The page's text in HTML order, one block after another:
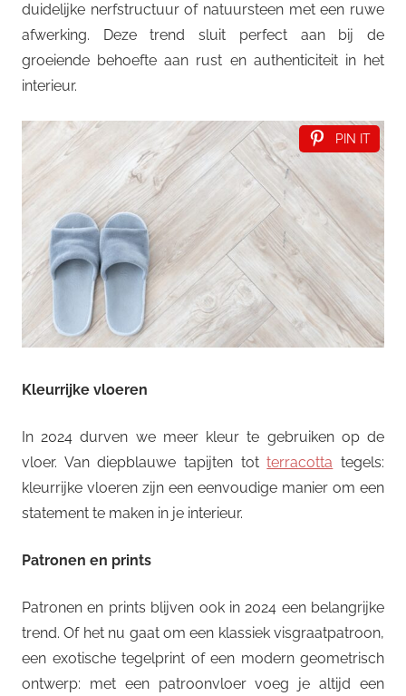
duidelijke nerfstructuur of natuursteen met een ruwe
afwerking. Deze trend sluit perfect aan bij de
groeiende behoefte aan rust en authenticiteit in het
interieur.
PIN IT
Kleurrijke vloeren
In 2024 durven we meer kleur te gebruiken op de
vloer. Van diepblauwe tapijten totterracotta tegels:
kleurrijke vloeren zijn een eenvoudige manier om een
statement te maken in je interieur.
Patronen en prints
Patronen en prints blijven ook in 2024 een belangrijke
trend. Of het nu gaat om een klassiek visgraatpatroon,
een exotische tegelprint of een modern geometrisch
ontwerp: met een patroonvloer voeg je altijd een